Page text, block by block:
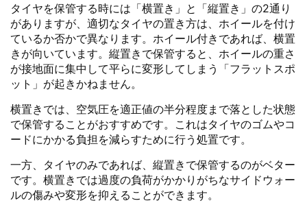
タイヤを保管する時には「横置き」と「縦置き」の2通り
がありますが、適切なタイヤの置き方は、ホイールを付け
ているか否かで異なります。ホイール付きであれば、横置
きが向いています。縦置きで保管すると、ホイールの重さ
が接地面に集中して平らに変形してしまう「フラットスポ
ット」が起きかねません。
横置きでは、空気圧を適正値の半分程度まで落とした状態
で保管することがおすすめです。これはタイヤのゴムやコ
ードにかかる負担を減らすために行う処置です。
一方、タイヤのみであれば、縦置きで保管するのがベター
です。横置きでは過度の負荷がかかりがちなサイドウォー
ルの傷みや変形を抑えることができます。